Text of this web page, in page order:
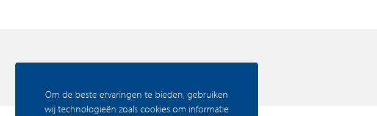
Collaris Architects, studio Donna van
werkten samen aan een bijzonder
in de monocultuur van Sloterdijk.
Om de beste ervaringen te bieden, gebruiken
wij technologieën zoals cookies om informatie